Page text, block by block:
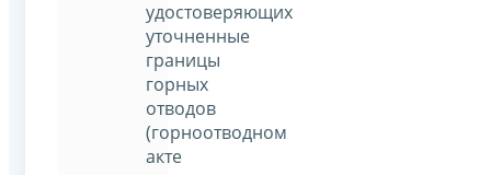
удостоверяющих
уточненные
границы
горных
отводов
(горноотводном
акте